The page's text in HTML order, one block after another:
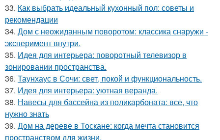
33. Как выбрать идеальный кухонный пол: советы и
рекомендации
34. Дом с неожиданным поворотом: классика снаружи -
эксперимент внутри.
35. Идея для интерьера: поворотный телевизор в
зонировании пространства.
36. Таунхаус в Сочи: свет, покой и функциональность.
37. Идея для интерьера: уютная веранда.
38. Навесы для бассейна из поликарбоната: все, что
нужно знать
39. Дом на дереве в Тоскане: когда мечта становится
пространством для жизни.